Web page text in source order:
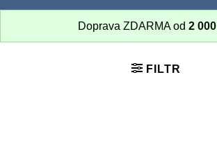
Doprava ZDARMA od 2 000
FILTR